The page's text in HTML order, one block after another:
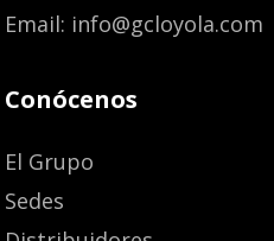
Email: info@gcloyola.com
Conócenos
El Grupo
Sedes